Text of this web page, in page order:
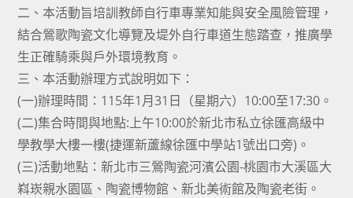
二、本活動旨培訓教師自行車專業知能與安全風險管理，
結合鶯歌陶瓷文化導覽及堤外自行車道生態踏查，推廣學
生正確騎乘與戶外環境教育。
三、本活動辦理方式說明如下：
(一)辦理時間：115年1月31日（星期六）10:00至17:30。
(二)集合時間與地點:上午10:00於新北市私立徐匯高級中
學教學大樓一樓(捷運新蘆線徐匯中學站1號出口旁)。
(三)活動地點：新北市三鶯陶瓷河濱公園-桃園市大溪區大
嵙崁親水園區、陶瓷博物館、新北美術館及陶瓷老街。